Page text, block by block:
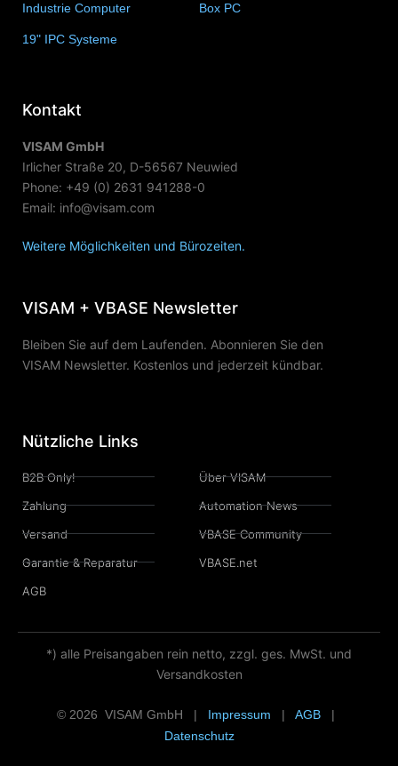
Industrie Computer Box PC
19" IPC Systeme
Kontakt
VISAM GmbH
Irlicher Straße 20, D-56567 Neuwied
Phone: +49 (0) 2631 941288-0
Email: info@visam.com
Weitere Möglichkeiten und Bürozeiten.
VISAM + VBASE Newsletter
Bleiben Sie auf dem Laufenden. Abonnieren Sie den
VISAM Newsletter. Kostenlos und jederzeit kündbar.
Nützliche Links
B2B Only!
Zahlung
Versand
Garantie & Reparatur
AGB
Über VISAM
Automation News
VBASE Community
VBASE.net
*) alle Preisangaben rein netto, zzgl. ges. MwSt. und
Versandkosten
© 2026 VISAM GmbH | Impressum | AGB|
Datenschutz